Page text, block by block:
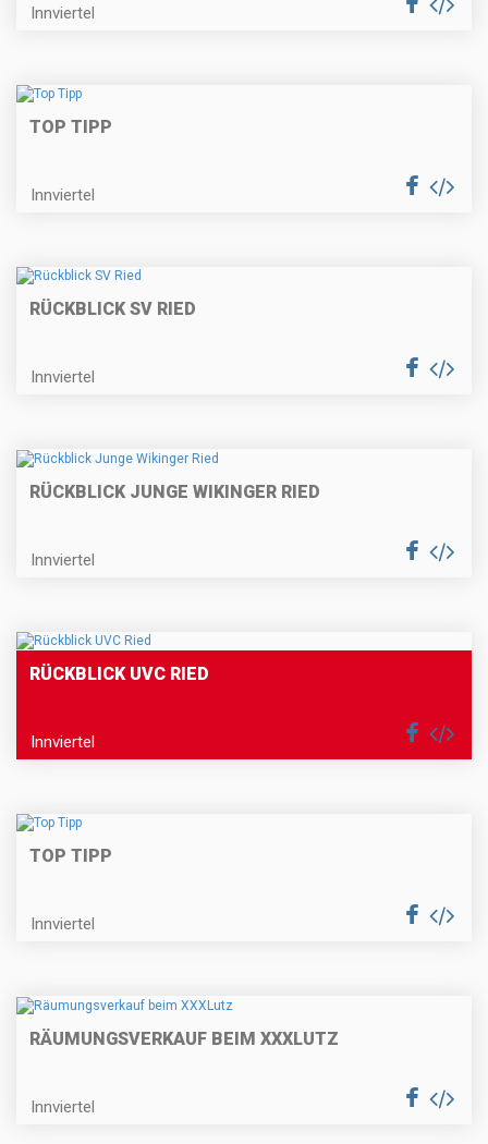
Innviertel
TOP TIPP
Innviertel
RÜCKBLICK SV RIED
Innviertel
RÜCKBLICK JUNGE WIKINGER RIED
Innviertel
RÜCKBLICK UVC RIED
Innviertel
TOP TIPP
Innviertel
RÄUMUNGSVERKAUF BEIM XXXLUTZ
Innviertel